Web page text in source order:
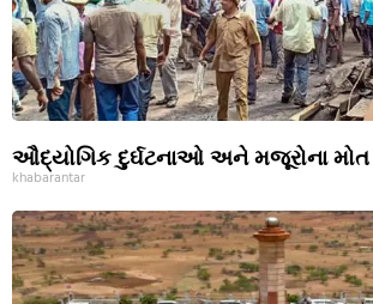
ઔદ્યોગિક દુર્ઘટનાઓ અને મજૂરોના
khabarantar